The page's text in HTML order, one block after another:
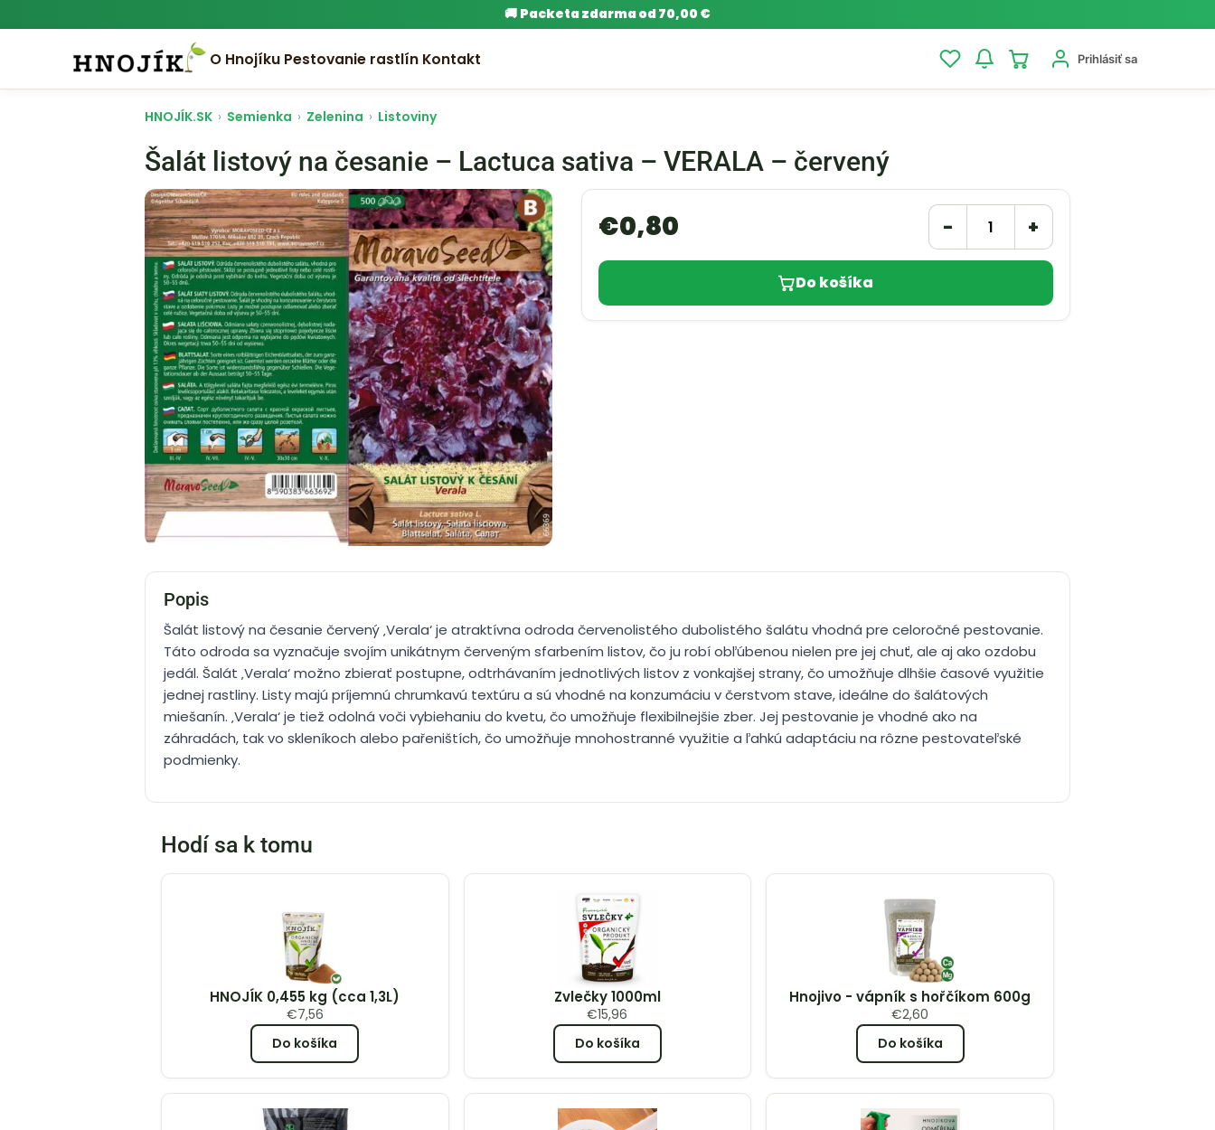
🚚 Packeta zdarma od 70,00 €
O Hnojíku Pestovanie rastlín Kontakt Prihlásiť sa
HNOJÍK.SK › Semienka › Zelenina › Listoviny
Šalát listový na česanie – Lactuca sativa – VERALA – červený
€0,80 − +
Do košíka
Popis
Šalát listový na česanie červený ‚Verala‘ je atraktívna odroda červenolistého dubolistého šalátu vhodná pre celoročné pestovanie.
Táto odroda sa vyznačuje svojím unikátnym červeným sfarbením listov, čo ju robí obľúbenou nielen pre jej chuť, ale aj ako ozdobu
jedál. Šalát ‚Verala‘ možno zbierať postupne, odtrhávaním jednotlivých listov z vonkajšej strany, čo umožňuje dlhšie časové využitie
jednej rastliny. Listy majú príjemnú chrumkavú textúru a sú vhodné na konzumáciu v čerstvom stave, ideálne do šalátových
miešanín. ‚Verala‘ je tiež odolná voči vybiehaniu do kvetu, čo umožňuje flexibilnejšie zber. Jej pestovanie je vhodné ako na
záhradách, tak vo skleníkoch alebo pařeništích, čo umožňuje mnohostranné využitie a ľahkú adaptáciu na rôzne pestovateľské
podmienky.
Hodí sa k tomu
HNOJÍK 0,455 kg (cca 1,3L)
€7,56
Do košíka
Zvlečky 1000ml
€15,96
Do košíka
Hnojivo - vápník s hořčíkom 600g
€2,60
Do košíka